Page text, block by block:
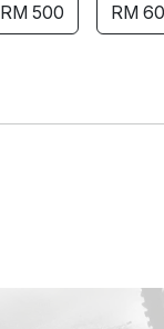
RM 500 RM 60